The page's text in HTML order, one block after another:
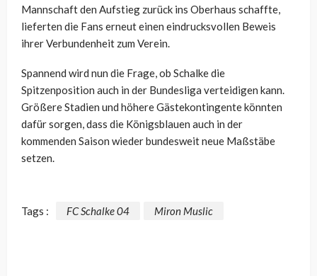
Mannschaft den Aufstieg zurück ins Oberhaus schaffte,
lieferten die Fans erneut einen eindrucksvollen Beweis
ihrer Verbundenheit zum Verein.
Spannend wird nun die Frage, ob Schalke die
Spitzenposition auch in der Bundesliga verteidigen kann.
Größere Stadien und höhere Gästekontingente könnten
dafür sorgen, dass die Königsblauen auch in der
kommenden Saison wieder bundesweit neue Maßstäbe
setzen.
Tags : FC Schalke 04 Miron Muslic